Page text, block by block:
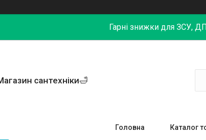
Гарні знижки для ЗСУ,
сантехніки🛁
Головна Каталог